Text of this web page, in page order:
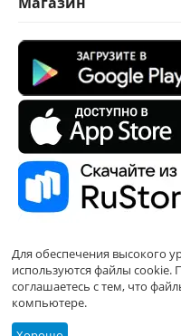
Для обеспечения высокого
используются файлы cookie.
соглашаетесь с тем, что
компьютере.